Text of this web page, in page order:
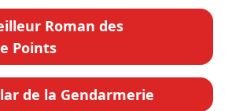
Roman des
Points
de la Gendarmerie